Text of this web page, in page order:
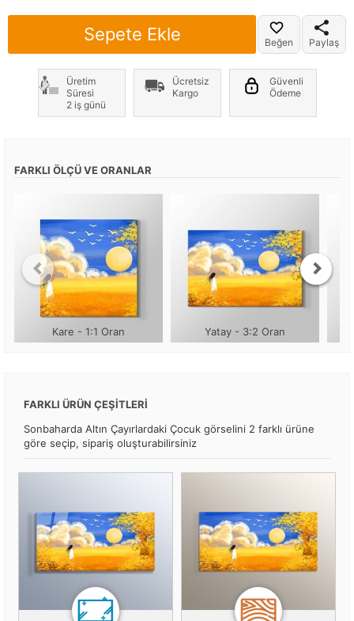
Sepete Ekle Beğen Paylaş
Üretim
Süresi
2 iş günü
Ücretsiz
Kargo
Güvenli
Ödeme
FARKLI ÖLÇÜ VE ORANLAR
Kare - 1:1 Oran Yatay - 3:2 Oran
FARKLI ÜRÜN ÇEŞİTLERİ
Sonbaharda Altın Çayırlardaki Çocuk görselini 2 farklı ürüne
göre seçip, sipariş oluşturabilirsiniz